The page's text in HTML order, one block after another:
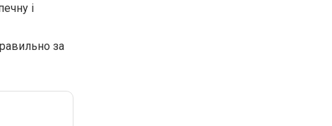
і
за